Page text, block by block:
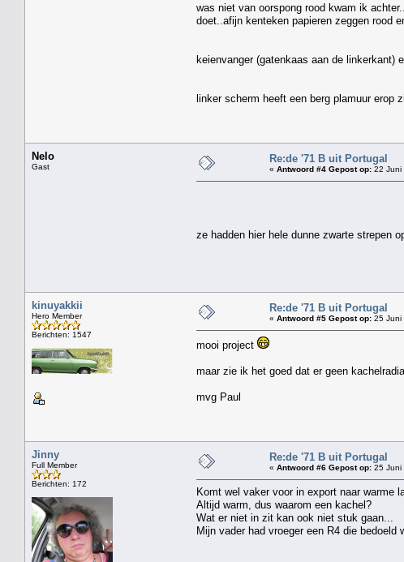
was niet van oorspong rood kwam ik
doet..afijn kenteken papieren zeggen rood
keienvanger (gatenkaas aan de linkerkant)
linker scherm heeft een berg plamuur erop
Nelo
Gast
Re:de '71 B uit Portugal
« Antwoord #4 Gepost op: 22 Juni
ze hadden hier hele dunne zwarte strepen
kinuyakkii
Hero Member
Berichten: 1547
Re:de '71 B uit Portugal
« Antwoord #5 Gepost op: 25 Juni
mooi project
maar zie ik het goed dat er geen
mvg Paul
Jinny
Full Member
Berichten: 172
Re:de '71 B uit Portugal
« Antwoord #6 Gepost op: 25 Juni
Komt wel vaker voor in export naar warme
Altijd warm, dus waarom een kachel?
Wat er niet in zit kan ook niet stuk gaan...
Mijn vader had vroeger een R4 die